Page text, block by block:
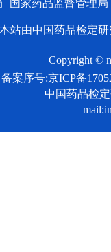
国家药品监督管理局
本站由中国药品检定
Copyright ©
备案序号:京ICP备
中国药品检